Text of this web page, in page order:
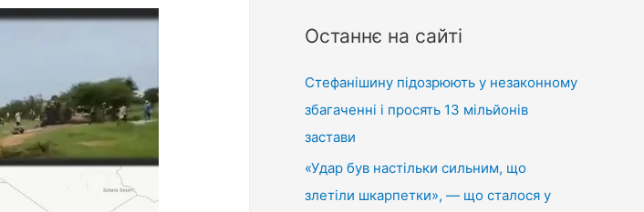
у
:
Останнє на сайті
Стефанішину підозрюють у незаконному
збагаченні і просять 13 мільйонів
застави
«Удар був настільки сильним, що
злетіли шкарпетки», — що сталося у